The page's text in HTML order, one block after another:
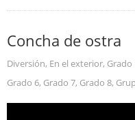
Concha de ostra
Diversión, En el exterior, Grado
Grado 6, Grado 7, Grado 8,